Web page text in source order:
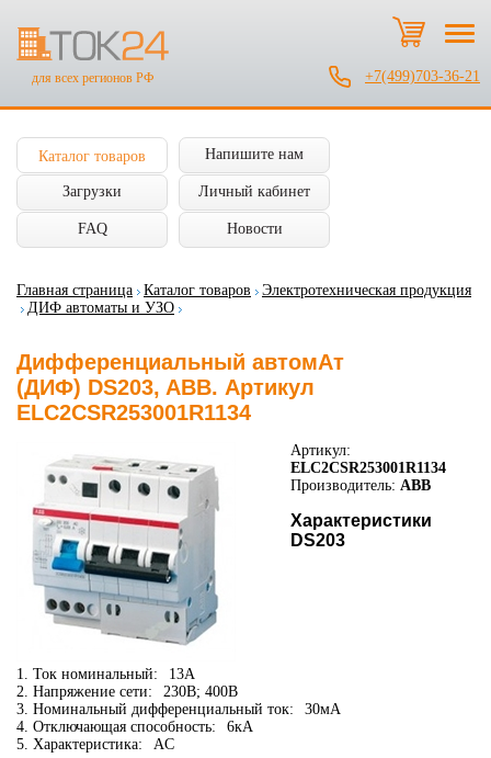
для всех регионов РФ +7(499)703-36-21
Каталог товаров Напишите нам
Загрузки Личный кабинет
FAQ Новости
Главная страница Каталог товаров
Электротехническая продукция
ДИФ автоматы и УЗО
Дифференциальный автомАт
(ДИФ) DS203, ABB. Артикул
ELC2CSR253001R1134
Артикул:
ELC2CSR253001R1134
Производитель: ABB
Характеристики
DS203
1. Ток номинальный:
13А
2. Напряжение сети:
230В; 400В
3. Номинальный дифференциальный ток:
30мА
4. Отключающая способность:
6кА
5. Характеристика:
AC